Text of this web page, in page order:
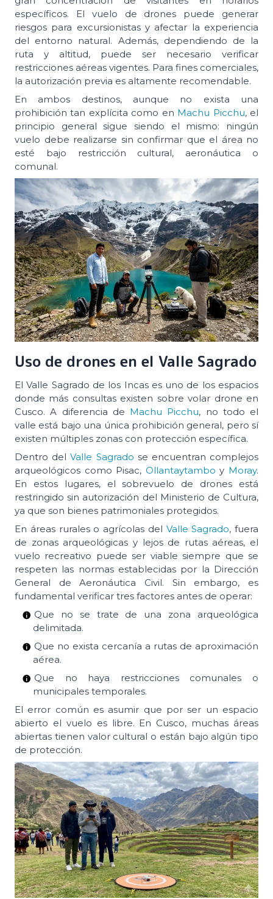
específicos. El vuelo de drones puede generar
riesgos para excursionistas y afectar la experiencia
del entorno natural. Además, dependiendo de la
ruta y altitud, puede ser necesario verificar
restricciones aéreas vigentes. Para fines comerciales,
la autorización previa es altamente recomendable.
En ambos destinos, aunque no exista una
prohibición tan explícita como en Machu Picchu, el
principio general sigue siendo el mismo: ningún
vuelo debe realizarse sin confirmar que el área no
esté bajo restricción cultural, aeronáutica o
comunal.
Uso de drones en el Valle Sagrado
El Valle Sagrado de los Incas es uno de los espacios
donde más consultas existen sobre volar drone en
Cusco. A diferencia de Machu Picchu, no todo el
valle está bajo una única prohibición general, pero sí
existen múltiples zonas con protección específica.
Dentro delValle Sagrado se encuentran complejos
arqueológicos como Pisac, Ollantaytamboy Moray.
En estos lugares, el sobrevuelo de drones está
restringido sin autorización del Ministerio de Cultura,
ya que son bienes patrimoniales protegidos.
En áreas rurales o agrícolas del Valle Sagrado, fuera
de zonas arqueológicas y lejos de rutas aéreas, el
vuelo recreativo puede ser viable siempre que se
respeten las normas establecidas por la Dirección
General de Aeronáutica Civil. Sin embargo, es
fundamental verificar tres factores antes de operar:
Que no se trate de una zona arqueológica
delimitada.
Que no exista cercanía a rutas de aproximación
aérea.
Que no haya restricciones comunales o
municipales temporales.
El error común es asumir que por ser un espacio
abierto el vuelo es libre. En Cusco, muchas áreas
abiertas tienen valor cultural o están bajo algún tipo
de protección.